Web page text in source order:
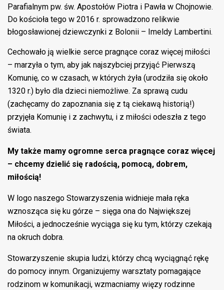
Parafialnym pw. św. Apostołów Piotra i Pawła w Chojnowie.
Do kościoła tego w 2016 r. sprowadzono relikwie
błogosławionej dziewczynki z Bolonii – Imeldy Lambertini.
Cechowało ją wielkie serce pragnące coraz więcej miłości
– marzyła o tym, aby jak najszybciej przyjąć Pierwszą
Komunię, co w czasach, w których żyła (urodziła się około
1320 r.) było dla dzieci niemożliwe. Za sprawą cudu
(zachęcamy do zapoznania się z tą ciekawą historią!)
przyjęła Komunię i z zachwytu, i z miłości odeszła z tego
świata.
My także mamy ogromne serca pragnące coraz więcej
– chcemy dzielić się radością, pomocą, dobrem,
miłością!
W logo naszego Stowarzyszenia widnieje mała ręka
wznosząca się ku górze – sięga ona do Największej
Miłości, a jednocześnie wyciąga się ku tym, którzy czekają
na okruch dobra.
Stowarzyszenie skupia ludzi, którzy chcą wyciągnąć rękę
do pomocy innym. Organizujemy warsztaty pomagające
rodzinom w komunikacji, wzmacniamy więzy rodzinne